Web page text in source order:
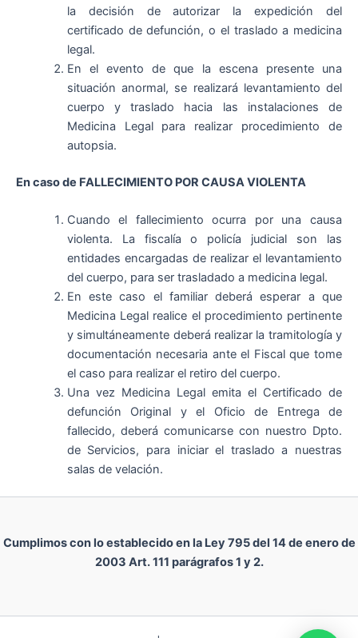
la decisión de autorizar la expedición del
certificado de defunción, o el traslado a medicina
legal.
En el evento de que la escena presente una
situación anormal, se realizará levantamiento del
cuerpo y traslado hacia las instalaciones de
Medicina Legal para realizar procedimiento de
autopsia.
En caso de FALLECIMIENTO POR CAUSA VIOLENTA
Cuando el fallecimiento ocurra por una causa
violenta. La fiscalía o policía judicial son las
entidades encargadas de realizar el levantamiento
del cuerpo, para ser trasladado a medicina legal.
En este caso el familiar deberá esperar a que
Medicina Legal realice el procedimiento pertinente
y simultáneamente deberá realizar la tramitología y
documentación necesaria ante el Fiscal que tome
el caso para realizar el retiro del cuerpo.
Una vez Medicina Legal emita el Certificado de
defunción Original y el Oficio de Entrega de
fallecido, deberá comunicarse con nuestro Dpto.
de Servicios, para iniciar el traslado a nuestras
salas de velación.
Cumplimos con lo establecido en la Ley 795 del 14 de enero de
2003 Art. 111 parágrafos 1 y 2.